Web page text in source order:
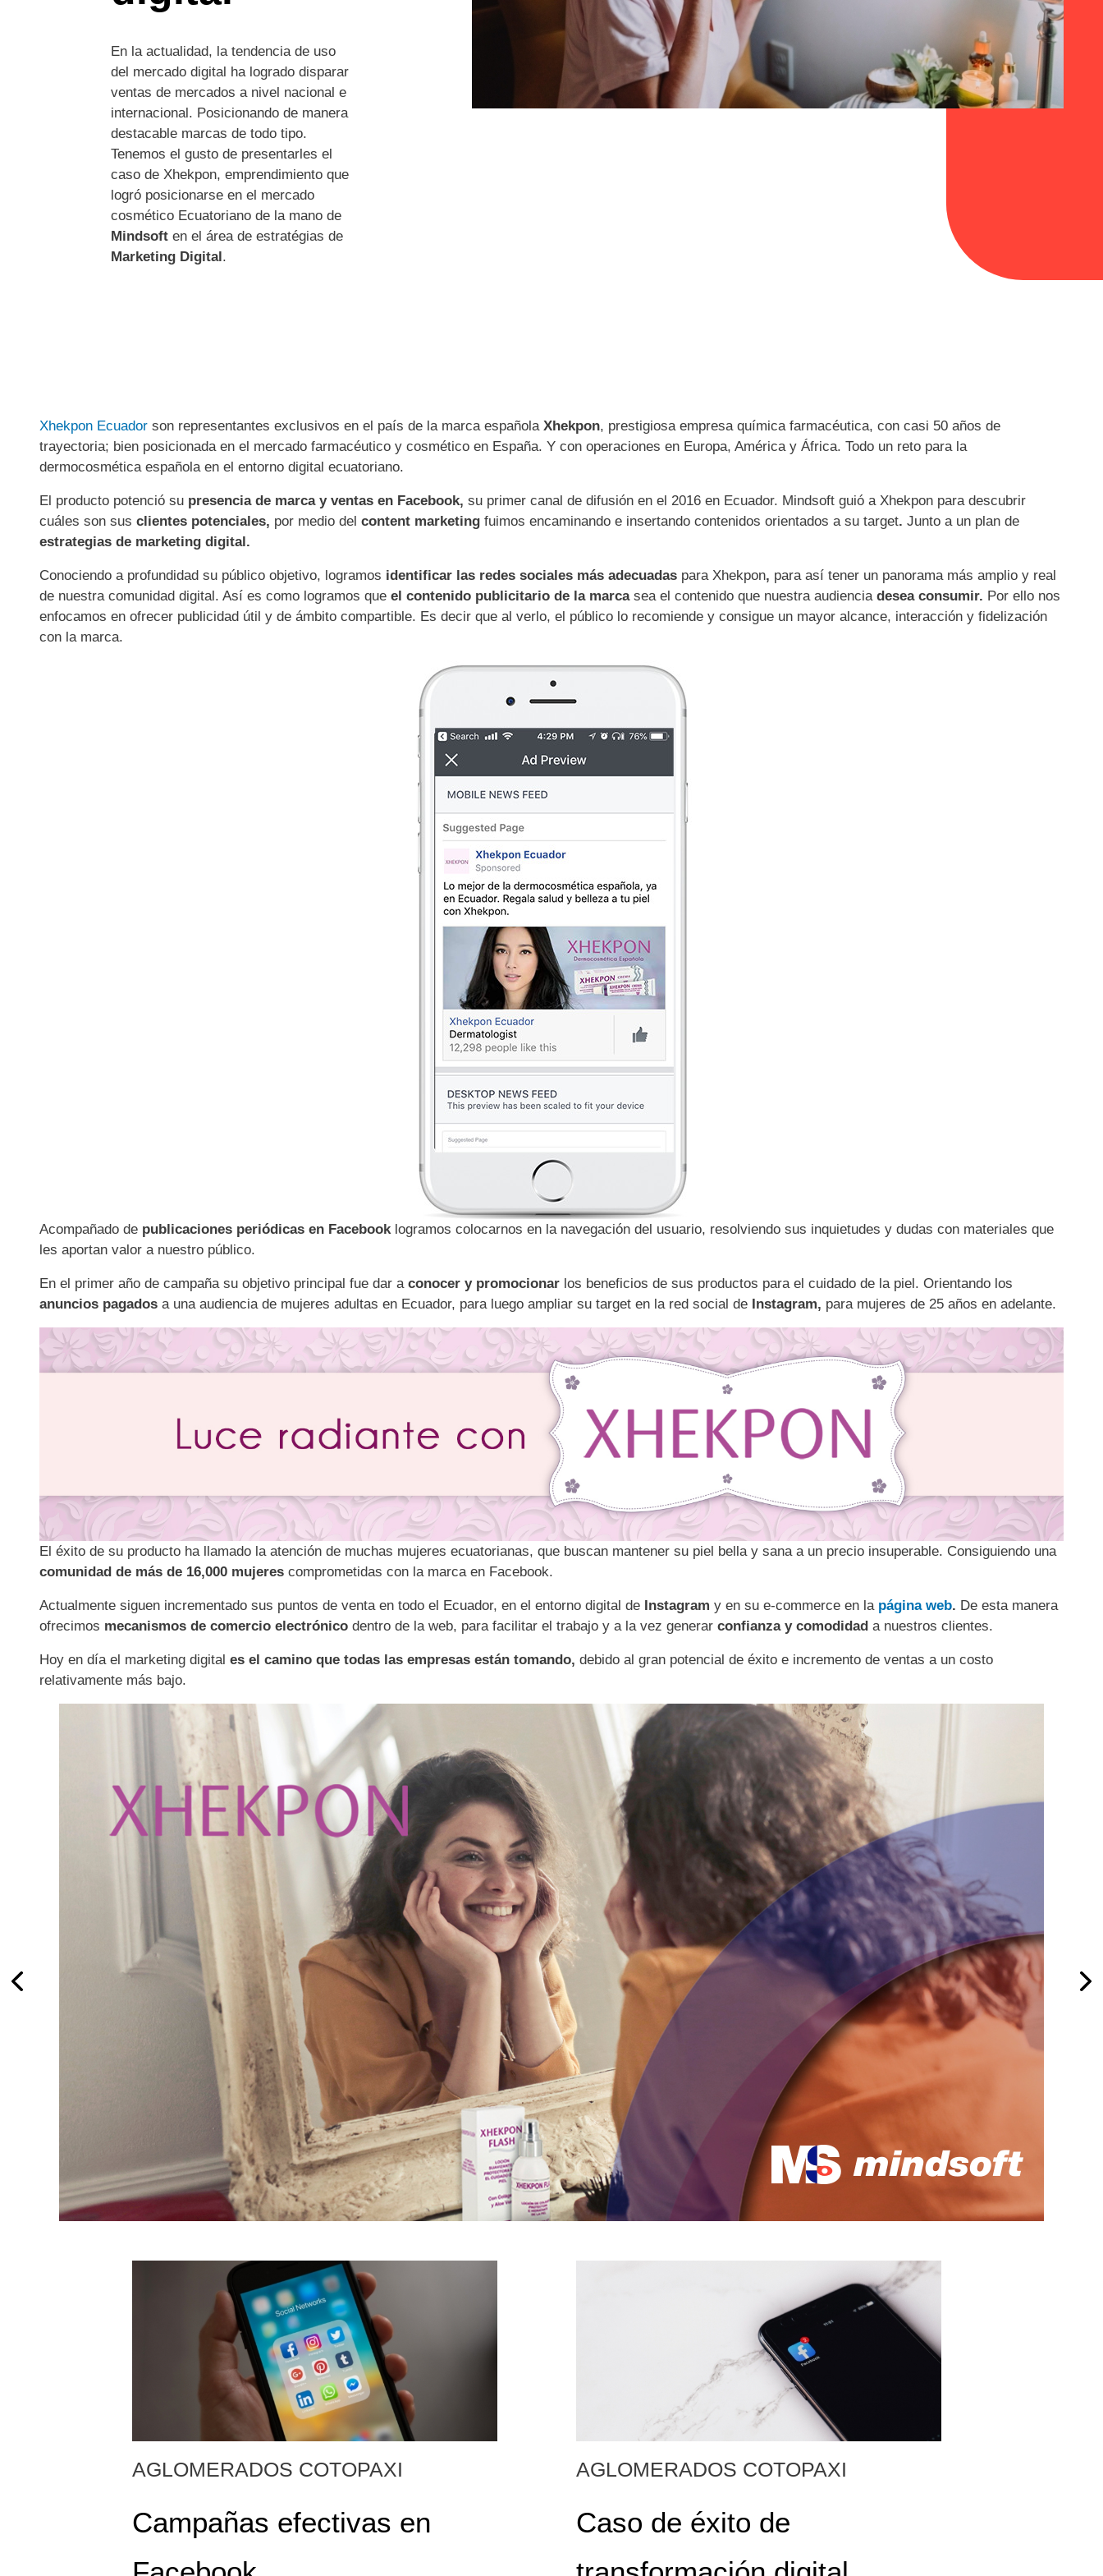
En la actualidad, la tendencia de uso
del mercado digital ha logrado disparar
ventas de mercados a nivel nacional e
internacional. Posicionando de manera
destacable marcas de todo tipo.
Tenemos el gusto de presentarles el
caso de Xhekpon, emprendimiento que
logró posicionarse en el mercado
cosmético Ecuatoriano de la mano de
Mindsoft en el área de estratégias de
Marketing Digital.
Xhekpon Ecuador son representantes exclusivos en el país de la marca españolaXhekpon, prestigiosa empresa química farmacéutica, con casi 50 años de
trayectoria; bien posicionada en el mercado farmacéutico y cosmético en España. Y con operaciones en Europa, América y África. Todo un reto para la
dermocosmética española en el entorno digital ecuatoriano.
El producto potenció su presencia de marca y ventas en Facebook, su primer canal de difusión en el 2016 en Ecuador. Mindsoft guió a Xhekpon para descubrir
cuáles son sus clientes potenciales, por medio del content marketing fuimos encaminando e insertando contenidos orientados a su target. Junto a un plan de
estrategias de marketing digital.
Conociendo a profundidad su público objetivo, logramos identificar las redes sociales más adecuadas para Xhekpon, para así tener un panorama más amplio y real
de nuestra comunidad digital. Así es como logramos que el contenido publicitario de la marcasea el contenido que nuestra audiencia desea consumir. Por ello nos
enfocamos en ofrecer publicidad útil y de ámbito compartible. Es decir que al verlo, el público lo recomiende y consigue un mayor alcance, interacción y fidelización
con la marca.
Acompañado de publicaciones periódicas en Facebooklogramos colocarnos en la navegación del usuario, resolviendo sus inquietudes y dudas con materiales que
les aportan valor a nuestro público.
En el primer año de campaña su objetivo principal fue dar a conocer y promocionar los beneficios de sus productos para el cuidado de la piel. Orientando los
anuncios pagados a una audiencia de mujeres adultas en Ecuador, para luego ampliar su target en la red social de Instagram, para mujeres de 25 años en adelante.
El éxito de su producto ha llamado la atención de muchas mujeres ecuatorianas, que buscan mantener su piel bella y sana a un precio insuperable. Consiguiendo una
comunidad de más de 16,000 mujeres comprometidas con la marca en Facebook.
Actualmente siguen incrementado sus puntos de venta en todo el Ecuador, en el entorno digital de Instagram y en su e-commerce en la página web. De esta manera
ofrecimos mecanismos de comercio electrónico dentro de la web, para facilitar el trabajo y a la vez generar confianza y comodidad a nuestros clientes.
Hoy en día el marketing digital es el camino que todas las empresas están tomando, debido al gran potencial de éxito e incremento de ventas a un costo
relativamente más bajo.
AGLOMERADOS COTOPAXI
Campañas efectivas en
AGLOMERADOS COTOPAXI
Caso de éxito de